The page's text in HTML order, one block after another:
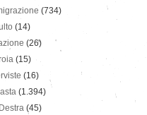
(734)
(14)
(26)
(15)
(16)
(1.394)
(45)